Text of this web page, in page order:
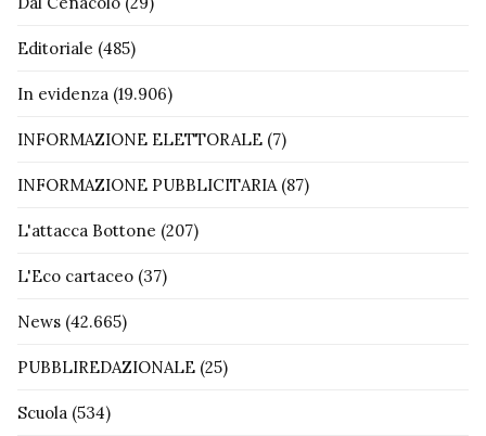
Editoriale (485)
In evidenza (19.906)
INFORMAZIONE ELETTORALE (7)
INFORMAZIONE PUBBLICITARIA(87)
L'attacca Bottone (207)
L'Eco cartaceo (37)
News (42.665)
PUBBLIREDAZIONALE (25)
Scuola (534)